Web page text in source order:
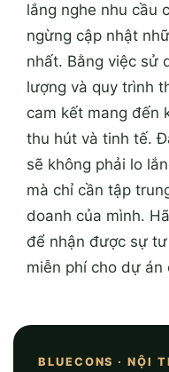
lắng nghe nhu cầu
ngừng cập nhật
nhất. Bằng việc sử
lượng và quy trình
cam kết mang đến
thu hút và tinh tế.
sẽ không phải lo
mà chỉ cần tập
doanh của mình.
để nhận được sự
miễn phí cho dự án
BLUECONS · NỘI